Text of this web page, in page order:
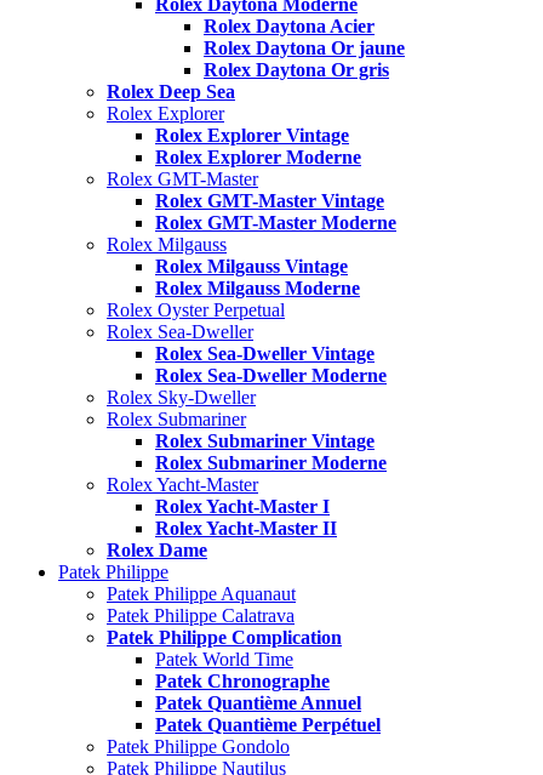
Rolex Daytona Moderne
Rolex Daytona Acier
Rolex Daytona Or jaune
Rolex Daytona Or gris
Rolex Deep Sea
Rolex Explorer
Rolex Explorer Vintage
Rolex Explorer Moderne
Rolex GMT-Master
Rolex GMT-Master Vintage
Rolex GMT-Master Moderne
Rolex Milgauss
Rolex Milgauss Vintage
Rolex Milgauss Moderne
Rolex Oyster Perpetual
Rolex Sea-Dweller
Rolex Sea-Dweller Vintage
Rolex Sea-Dweller Moderne
Rolex Sky-Dweller
Rolex Submariner
Rolex Submariner Vintage
Rolex Submariner Moderne
Rolex Yacht-Master
Rolex Yacht-Master I
Rolex Yacht-Master II
Rolex Dame
Patek Philippe
Patek Philippe Aquanaut
Patek Philippe Calatrava
Patek Philippe Complication
Patek World Time
Patek Chronographe
Patek Quantième Annuel
Patek Quantième Perpétuel
Patek Philippe Gondolo
Patek Philippe Nautilus